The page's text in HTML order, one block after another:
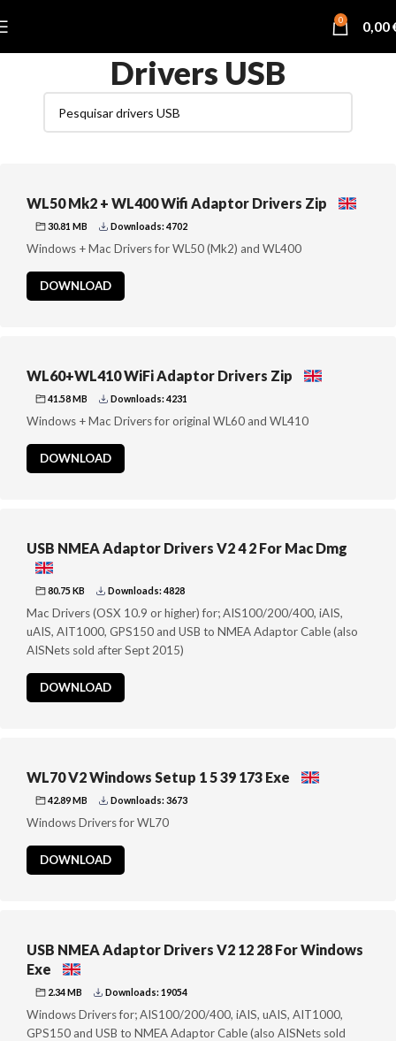
0 0,00
Drivers USB
WL50 Mk2 + WL400 Wifi Adaptor Drivers Zip
30.81 MB Downloads: 4702
Windows + Mac Drivers for WL50 (Mk2) and WL400
DOWNLOAD
WL60+WL410 WiFi Adaptor Drivers Zip
41.58 MB Downloads: 4231
Windows + Mac Drivers for original WL60 and WL410
DOWNLOAD
USB NMEA Adaptor Drivers V2 4 2 For Mac Dmg
80.75 KB Downloads: 4828
Mac Drivers (OSX 10.9 or higher) for; AIS100/200/400, iAIS,
uAIS, AIT1000, GPS150 and USB to NMEA Adaptor Cable (also
AISNets sold after Sept 2015)
DOWNLOAD
WL70 V2 Windows Setup 1 5 39 173 Exe
42.89 MB Downloads: 3673
Windows Drivers for WL70
DOWNLOAD
USB NMEA Adaptor Drivers V2 12 28 For Windows
Exe
2.34 MB Downloads: 19054
Windows Drivers for; AIS100/200/400, iAIS, uAIS, AIT1000,
GPS150 and USB to NMEA Adaptor Cable (also AISNets sold